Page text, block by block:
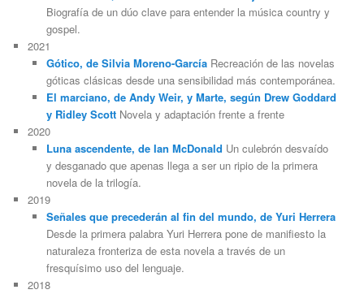
Biografía de un dúo clave para entender la música country y
gospel.
2021
Gótico, de Silvia Moreno-GarcíaRecreación de las novelas
góticas clásicas desde una sensibilidad más contemporánea.
El marciano, de Andy Weir, y Marte, según Drew Goddard
y Ridley ScottNovela y adaptación frente a frente
2020
Luna ascendente, de Ian McDonald Un culebrón desvaído
y desganado que apenas llega a ser un ripio de la primera
novela de la trilogía.
2019
Señales que precederán al fin del mundo, de Yuri Herrera
Desde la primera palabra Yuri Herrera pone de manifiesto la
naturaleza fronteriza de esta novela a través de un
fresquísimo uso del lenguaje.
2018